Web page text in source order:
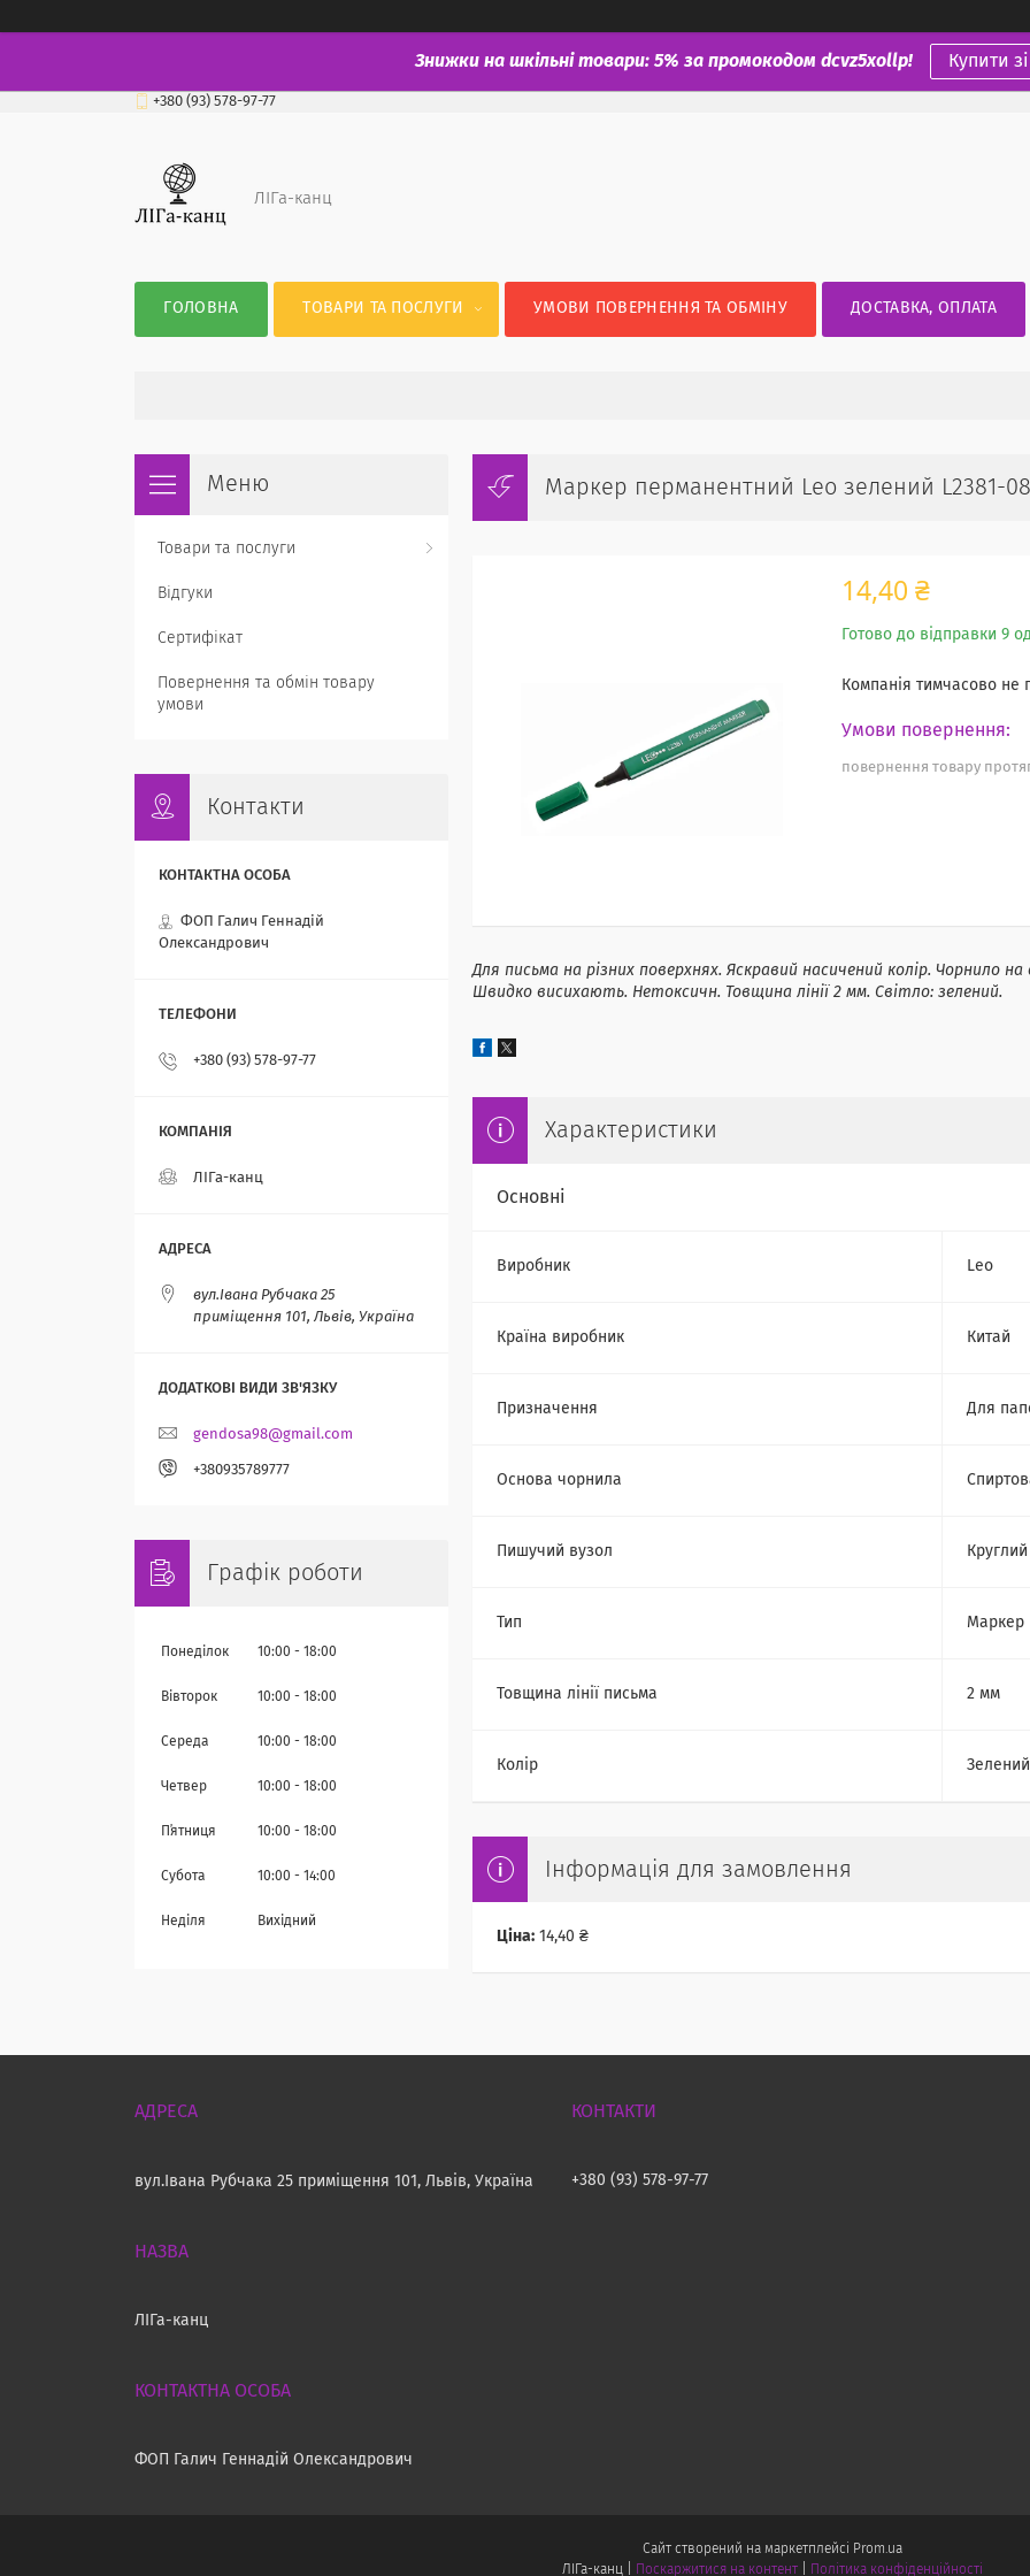
Знижки на шкільні товари: 5% за промокодом dcvz5xollp! Купити
+380 (93) 578-97-77
ЛІГа-канц
ГОЛОВНА ТОВАРИ ТА ПОСЛУГИ УМОВИ ПОВЕРНЕННЯ ТА ОБМІНУ ДОСТАВКА, ОПЛАТА
Маркер перманентний Leo зелений L2381-08
14,40 ₴
Готово до відправки 9
Компанія тимчасово не
повернення товару
Для письма на різних поверхнях. Яскравий насичений колір. Чорнило на
Швидко висихають. Нетоксичн. Товщина лінії 2 мм. Світло: зелений.
Характеристики
Основні
Виробник Leo
Країна виробник Китай
Призначення Для
Основа чорнила
Пишучий вузол Круглий
Тип Маркер
Товщина лінії письма 2 мм
Колір Зелений
Інформація для замовлення
Ціна: 14,40 ₴
Товари та послуги
Відгуки
Сертифікат
Повернення та обмін товару
умови
Контакти
ФОП Галич Геннадій
Олександрович
+380 (93) 578-97-77
ЛІГа-канц
вул.Івана Рубчака 25
приміщення 101, Львів, Україна
gendosa98@gmail.com
+380935789777
Графік роботи
Понеділок 10:00 18:00
Вівторок 10:00 18:00
Середа 10:00 18:00
Четвер 10:00 18:00
Пʼятниця 10:00 18:00
Субота 10:00 14:00
Неділя Вихідний
вул.Івана Рубчака 25 приміщення 101, Львів, Україна
ЛІГа-канц
ФОП Галич Геннадій Олександрович
+380 (93) 578-97-77
Сайт створений на маркетплейсі Prom.ua
Поскаржитися на контент Політика конфіденційності